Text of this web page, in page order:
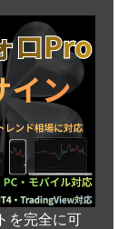
を完全に可